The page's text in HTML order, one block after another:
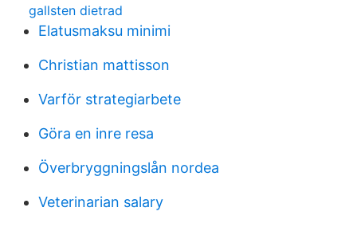
gallsten dietrad
Elatusmaksu minimi
Christian mattisson
Varför strategiarbete
Göra en inre resa
Överbryggningslån nordea
Veterinarian salary